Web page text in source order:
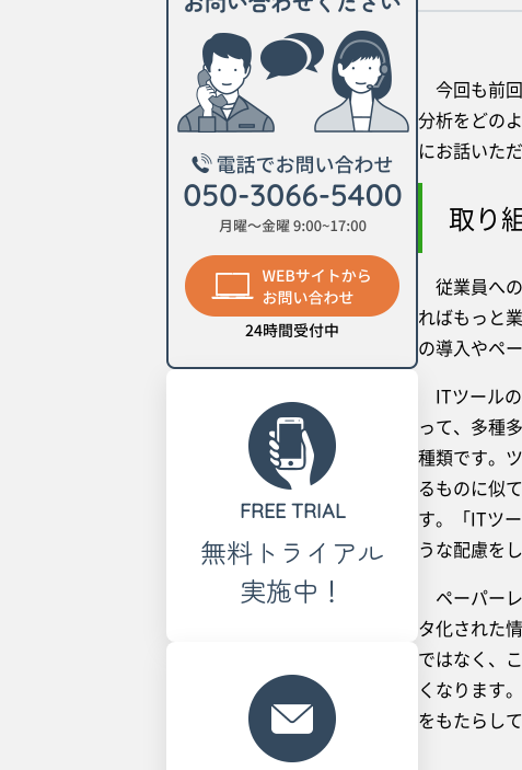
FREE TRIAL
無料トライアル
実施中！
今回も前
分析をどの
にお話いた
取り
従業員へ
ればもっと
の導入やペ
ITツール
って、多種
種類です。
るものに似
す。「ITツ
うな配慮を
ペーパー
タ化された
ではなく、
くなります
をもたらし